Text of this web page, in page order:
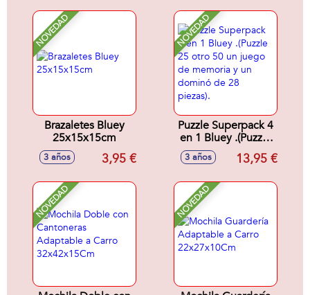
NOVEDAD
Brazaletes Bluey
25x15x15cm
3 años 3,95 €
NOVEDAD
Puzzle Superpack 4
en 1 Bluey .(Puzzle
25 otro 50 un juego
de memoria y un
piezas).
3 años 13,95 €
NOVEDAD NOVEDAD